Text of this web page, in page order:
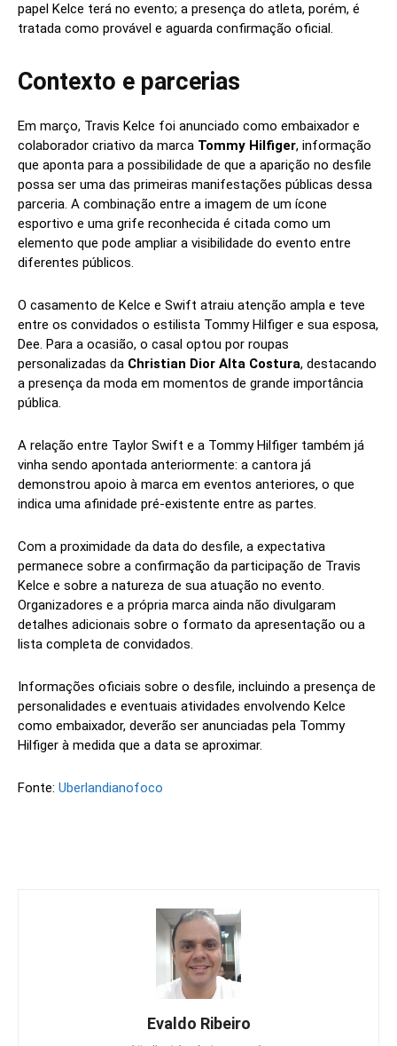
papel Kelce terá no evento; a presença do atleta, porém, é
tratada como provável e aguarda confirmação oficial.
Contexto e parcerias
Em março, Travis Kelce foi anunciado como embaixador e
colaborador criativo da marca Tommy Hilfiger, informação
que aponta para a possibilidade de que a aparição no desfile
possa ser uma das primeiras manifestações públicas dessa
parceria. A combinação entre a imagem de um ícone
esportivo e uma grife reconhecida é citada como um
elemento que pode ampliar a visibilidade do evento entre
diferentes públicos.
O casamento de Kelce e Swift atraiu atenção ampla e teve
entre os convidados o estilista Tommy Hilfiger e sua esposa,
Dee. Para a ocasião, o casal optou por roupas
personalizadas da Christian Dior Alta Costura, destacando
a presença da moda em momentos de grande importância
pública.
A relação entre Taylor Swift e a Tommy Hilfiger também já
vinha sendo apontada anteriormente: a cantora já
demonstrou apoio à marca em eventos anteriores, o que
indica uma afinidade pré-existente entre as partes.
Com a proximidade da data do desfile, a expectativa
permanece sobre a confirmação da participação de Travis
Kelce e sobre a natureza de sua atuação no evento.
Organizadores e a própria marca ainda não divulgaram
detalhes adicionais sobre o formato da apresentação ou a
lista completa de convidados.
Informações oficiais sobre o desfile, incluindo a presença de
personalidades e eventuais atividades envolvendo Kelce
como embaixador, deverão ser anunciadas pela Tommy
Hilfiger à medida que a data se aproximar.
Fonte: Uberlandianofoco
Evaldo Ribeiro